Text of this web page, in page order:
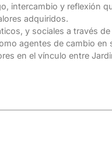
intercambio y reflexión
adquiridos.
y sociales a través
agentes de cambio en
en el vínculo entre